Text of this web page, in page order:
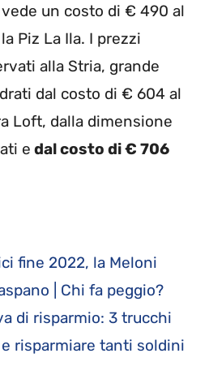
un costo di € 490 al
Piz La Ila. I prezzi
alla Stria, grande
dal costo di € 604 al
Loft, dalla dimensione
e dal costo di € 706
fine 2022, la Meloni
| Chi fa peggio?
di risparmio: 3 trucchi
risparmiare tanti soldini